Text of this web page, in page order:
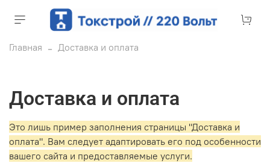
Главная Доставка и оплата
Доставка и оплата
Это лишь пример заполнения страницы "Доставка и
оплата". Вам следует адаптировать его под особенности
вашего сайта и предоставляемые услуги.